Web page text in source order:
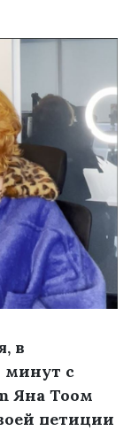
в
минут с
Яна Тоом
петиции